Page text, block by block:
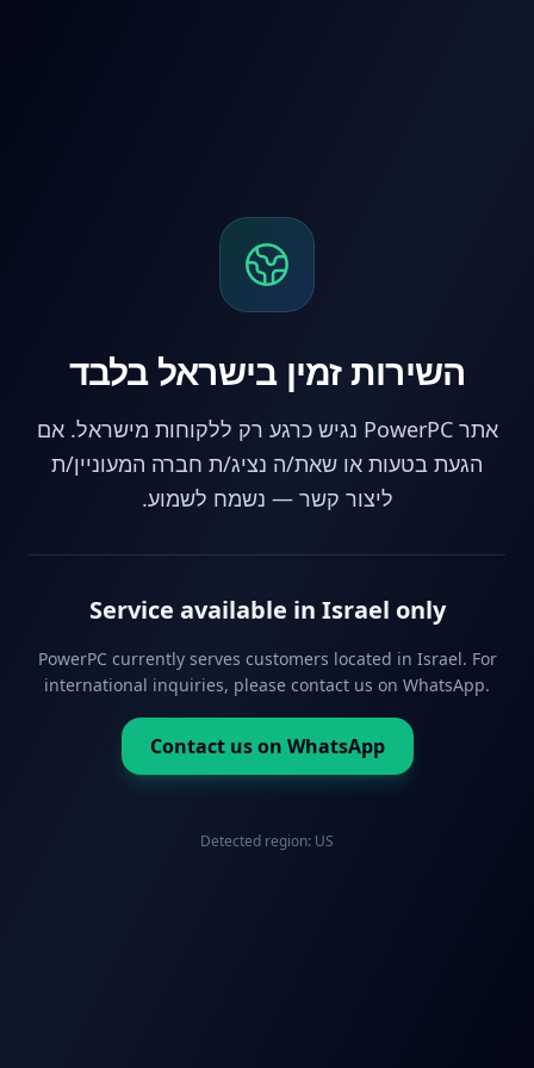
השירות זמין בישראל בלבד
אתר PowerPC נגיש כרגע רק ללקוחות מישראל. אם
הגעת בטעות או שאת/ה נציג/ת חברה המעוניין/ת
ליצור קשר — נשמח לשמוע.
Service available in Israel only
PowerPC currently serves customers located in Israel. For
international inquiries, please contact us on WhatsApp.
Contact us on WhatsApp
Detected region: US